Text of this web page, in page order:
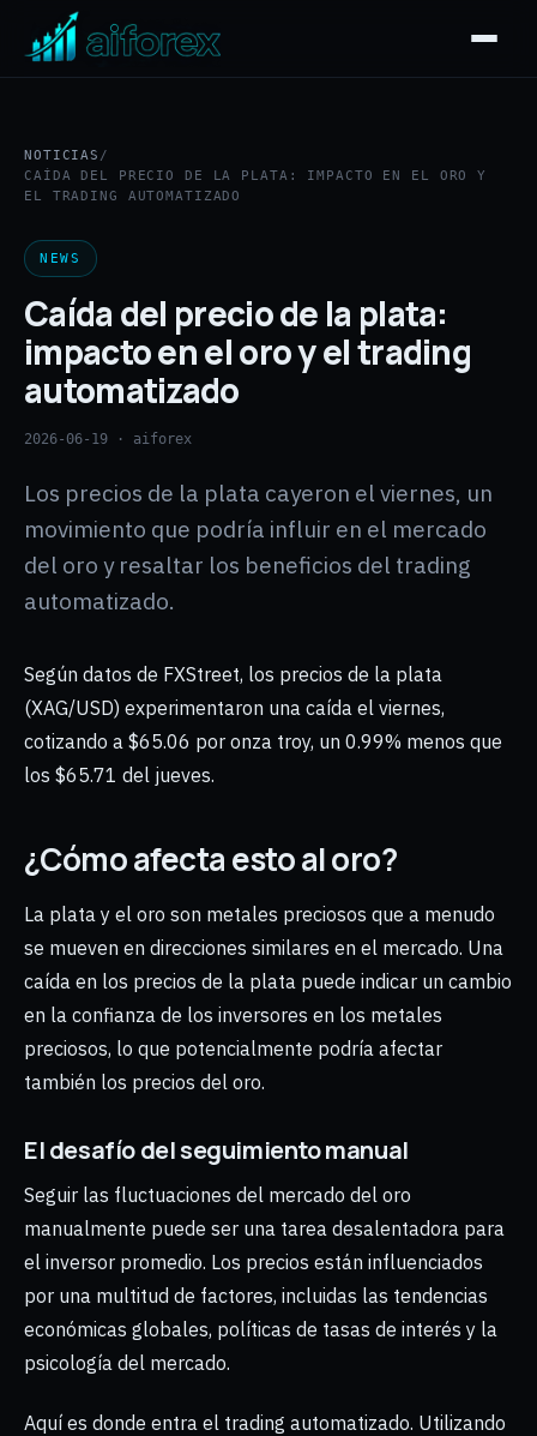
NOTICIAS /
CAÍDA DEL PRECIO DE LA PLATA: IMPACTO EN EL ORO Y
EL TRADING AUTOMATIZADO
NEWS
Caída del precio de la plata:
impacto en el oro y el trading
automatizado
2026-06-19 · aiforex
Los precios de la plata cayeron el viernes, un
movimiento que podría influir en el mercado
del oro y resaltar los beneficios del trading
automatizado.
Según datos de FXStreet, los precios de la plata
(XAG/USD) experimentaron una caída el viernes,
cotizando a $65.06 por onza troy, un 0.99% menos que
los $65.71 del jueves.
¿Cómo afecta esto al oro?
La plata y el oro son metales preciosos que a menudo
se mueven en direcciones similares en el mercado. Una
caída en los precios de la plata puede indicar un cambio
en la confianza de los inversores en los metales
preciosos, lo que potencialmente podría afectar
también los precios del oro.
El desafío del seguimiento manual
Seguir las fluctuaciones del mercado del oro
manualmente puede ser una tarea desalentadora para
el inversor promedio. Los precios están influenciados
por una multitud de factores, incluidas las tendencias
económicas globales, políticas de tasas de interés y la
psicología del mercado.
Aquí es donde entra el trading automatizado. Utilizando